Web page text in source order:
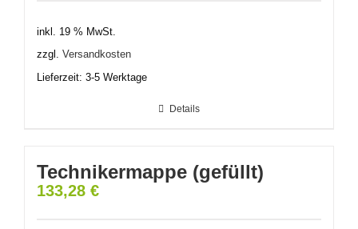
inkl. 19 % MwSt.
zzgl. Versandkosten
Lieferzeit: 3-5 Werktage
Details
Technikermappe (gefüllt)
133,28 €